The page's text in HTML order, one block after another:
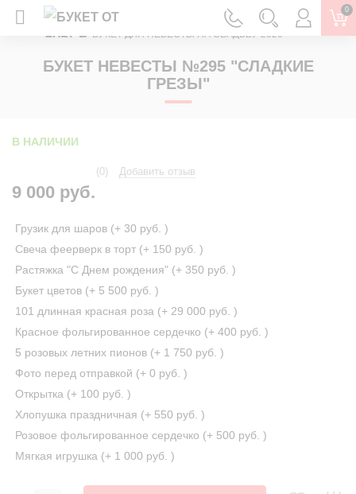
0
ГЛАВНАЯ
ДОСТАВКА ЦВЕТОВ
БУКЕТ ДЛЯ НЕВЕСТЫ НА СВАДЬБУ 2026
БУКЕТ НЕВЕСТЫ №295 "СЛАДКИЕ
ГРЕЗЫ"
В НАЛИЧИИ
(0) Добавить отзыв
9 000 руб.
Грузик для шаров (+ 30 руб. )
Свеча феерверк в торт (+ 150 руб. )
Растяжка "С Днем рождения" (+ 350 руб. )
Букет цветов (+ 5 500 руб. )
101 длинная красная роза (+ 29 000 руб. )
Красное фольгированное сердечко (+ 400 руб. )
5 розовых летних пионов (+ 1 750 руб. )
Фото перед отправкой (+ 0 руб. )
Открытка (+ 100 руб. )
Хлопушка праздничная (+ 550 руб. )
Розовое фольгированное сердечко (+ 500 руб. )
Мягкая игрушка (+ 1 000 руб. )